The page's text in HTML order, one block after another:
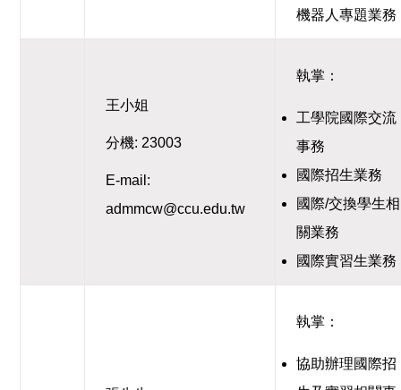
機器人專題業務
王小姐
分機: 23003
E-mail:
admmcw@ccu.edu.tw
執掌：
工學院國際交流
事務
國際招生業務
國際/交換學生相
關業務
國際實習生業務
執掌：
協助辦理國際招